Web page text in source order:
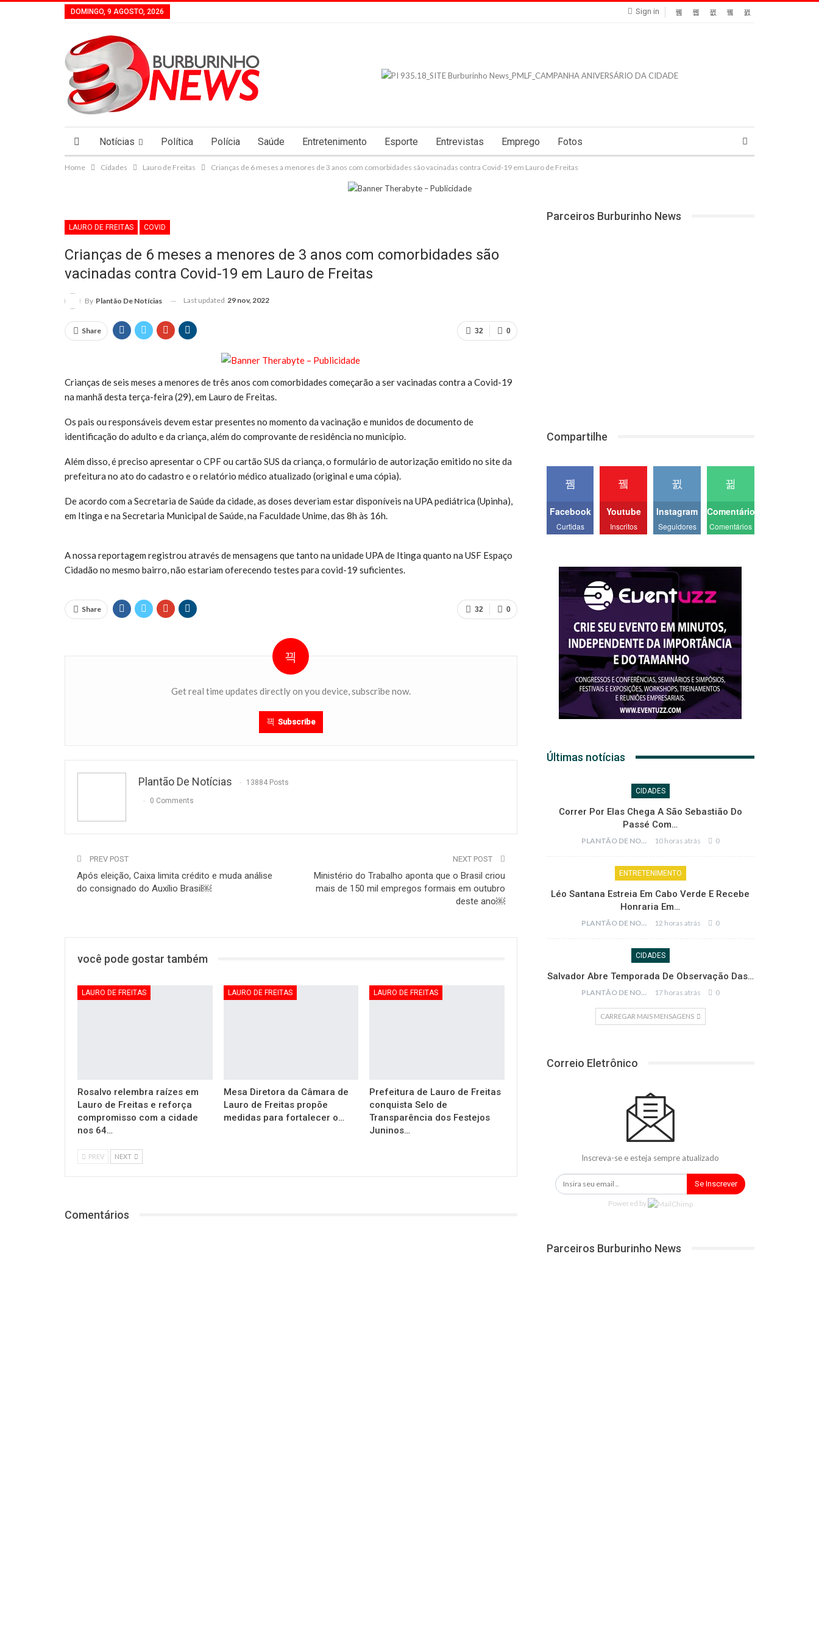
Sign in
DOMINGO, 9 AGOSTO, 2026
Notícias Política Polícia Saúde Entretenimento Esporte Entrevistas Emprego Fotos
Home Cidades Lauro de Freitas Crianças de 6 meses a menores de 3 anos com comorbidades são vacinadas contra Covid-19 em Lauro de Freitas
LAURO DE FREITAS COVID
Crianças de 6 meses a menores de 3 anos com comorbidades são
vacinadas contra Covid-19 em Lauro de Freitas
By Plantão De Notícias Last updated 29 nov, 2022
0
32
Share
Crianças de seis meses a menores de três anos com comorbidades começarão a ser vacinadas contra a Covid-19
na manhã desta terça-feira (29), em Lauro de Freitas.
Os pais ou responsáveis devem estar presentes no momento da vacinação e munidos de documento de
identificação do adulto e da criança, além do comprovante de residência no município.
Além disso, é preciso apresentar o CPF ou cartão SUS da criança, o formulário de autorização emitido no site da
prefeitura no ato do cadastro e o relatório médico atualizado (original e uma cópia).
De acordo com a Secretaria de Saúde da cidade, as doses deveriam estar disponíveis na UPA pediátrica (Upinha),
em Itinga e na Secretaria Municipal de Saúde, na Faculdade Unime, das 8h às 16h.
A nossa reportagem registrou através de mensagens que tanto na unidade UPA de Itinga quanto na USF Espaço
Cidadão no mesmo bairro, não estariam oferecendo testes para covid-19 suficientes.
0
32
Share
Get real time updates directly on you device, subscribe now.
Subscribe
Plantão De Notícias 13884 Posts
0 Comments
PREV POST
Após eleição, Caixa limita crédito e muda análise
do consignado do Auxílio Brasil￼
NEXT POST
Ministério do Trabalho aponta que o Brasil criou
mais de 150 mil empregos formais em outubro
deste ano￼
você pode gostar também
LAURO DE FREITAS
Rosalvo relembra raízes em
Lauro de Freitas e reforça
compromisso com a cidade
nos 64…
LAURO DE FREITAS
Mesa Diretora da Câmara de
Lauro de Freitas propõe
medidas para fortalecer o…
LAURO DE FREITAS
Prefeitura de Lauro de Freitas
conquista Selo de
Transparência dos Festejos
Juninos…
PREV NEXT
Comentários
Parceiros Burburinho News
Compartilhe
Facebook
Curtidas
Youtube
Inscritos
Instagram
Seguidores
Comentários
Comentários
Últimas notícias
CIDADES
Correr Por Elas Chega A São Sebastião Do
Passé Com…
PLANTÃO DE NOTÍCIAS 10 horas atrás 0
ENTRETENIMENTO
Léo Santana Estreia Em Cabo Verde E Recebe
Honraria Em…
PLANTÃO DE NOTÍCIAS 12 horas atrás 0
CIDADES
Salvador Abre Temporada De Observação Das…
PLANTÃO DE NOTÍCIAS 17 horas atrás 0
CARREGAR MAIS MENSAGENS
Correio Eletrônico
Inscreva-se e esteja sempre atualizado
Se Inscrever
Powered by
Parceiros Burburinho News